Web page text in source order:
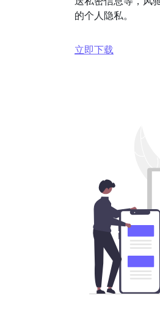
的个人隐私。
立即下载